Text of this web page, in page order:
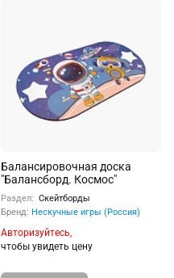
Балансировочная доска
"Балансборд. Космос"
Раздел: Скейтборды
Бренд: Нескучные игры (Россия)
Авторизуйтесь,
чтобы увидеть цену